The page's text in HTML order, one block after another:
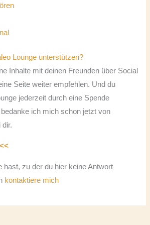
Lounge unterstützen?
Inhalte mit deinen Freunden über Social
Seite weiter empfehlen. Und du
jederzeit durch eine Spende
ich mich schon jetzt von
dir.
hast, zu der du hier keine Antwort
kontaktiere mich